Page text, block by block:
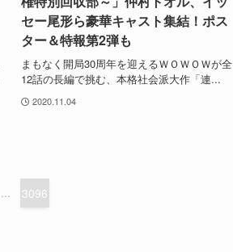
セー尾形ら豪華キャスト集結！ポス
ター＆特報第2弾も
まもなく開局30周年を迎えるＷＯＷＯＷが全
12話の長編で挑む、本格社会派大作「連...
2020.11.04
... 3096